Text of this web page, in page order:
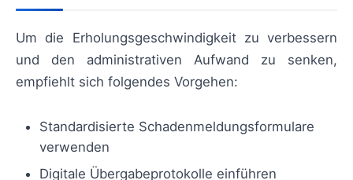
Um die Erholungsgeschwindigkeit zu verbessern
und den administrativen Aufwand zu senken,
empfiehlt sich folgendes Vorgehen:
Standardisierte Schadenmeldungsformulare
verwenden
Digitale Übergabeprotokolle einführen